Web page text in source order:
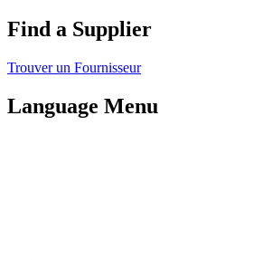
Find a Supplier
Trouver un Fournisseur
Language Menu